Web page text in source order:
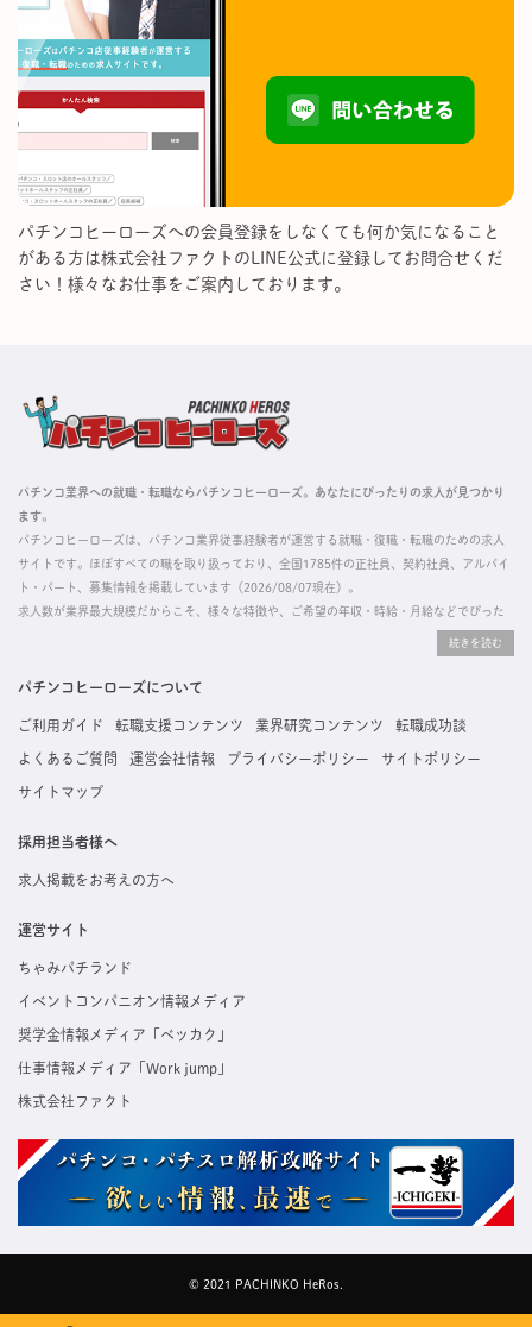
パチンコヒーローズへの会員登録をしなくても何か気になること
がある方は株式会社ファクトのLINE公式に登録してお問合せくだ
さい！様々なお仕事をご案内しております。
パチンコ業界への就職・転職ならパチンコヒーローズ。あなたにぴったりの求人が見つかり
ます。
パチンコヒーローズは、パチンコ業界従事経験者が運営する就職・復職・転職のための求人
サイトです。ほぼすべての職を取り扱っており、全国1785件の正社員、契約社員、アルバイ
ト・パート、募集情報を掲載しています（2026/08/07現在）。
求人数が業界最大規模だからこそ、様々な特徴や、ご希望の年収・時給・月給などでぴった
掲載している求人は、すべて契約法人様から寄せられた正規の求人情報です。応募いただい
た内容はすぐに直接事業所に届くためスムーズに転職・復職できます。
パチンコヒーローズについて
ご利用ガイド 転職支援コンテンツ 業界研究コンテンツ 転職成功談
よくあるご質問 運営会社情報 プライバシーポリシー サイトポリシー
サイトマップ
採用担当者様へ
求人掲載をお考えの方へ
運営サイト
ちゃみパチランド
イベントコンパニオン情報メディア
奨学金情報メディア「ベッカク」
仕事情報メディア「Work jump」
株式会社ファクト
© 2021 PACHINKO HeRos.